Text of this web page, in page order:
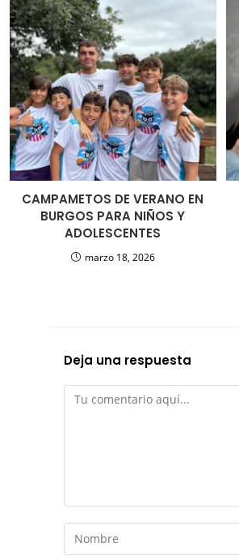
CAMPAMETOS DE VERANO EN
BURGOS PARA NIÑOS Y
ADOLESCENTES
marzo 18, 2026
Deja una respuesta